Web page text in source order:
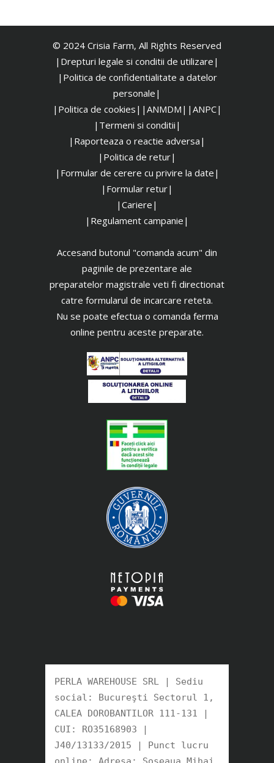
© 2024 Crisia Farm, All Rights Reserved
|Drepturi legale si conditii de utilizare|
| Politica de confidentialitate a datelor
personale|
|Politica de cookies| |ANMDM| |ANPC|
|Termeni si conditii|
|Raporteaza o reactie adversa|
|Politica de retur|
|Formular de cerere cu privire la date|
|Formular retur|
|Cariere|
|Regulament campanie|
Accesand butonul "comanda acum" din
paginile de prezentare ale
preparatelor magistrale veti fi directionat
catre formularul de incarcare reteta.
Nu se poate efectua o comanda ferma
online pentru aceste preparate.
PERLA WAREHOUSE SRL | Sediu
social: Bucureşti Sectorul 1,
CALEA DOROBANTILOR 111-131 |
CUI: RO35168903 |
J40/13133/2015 | Punct lucru